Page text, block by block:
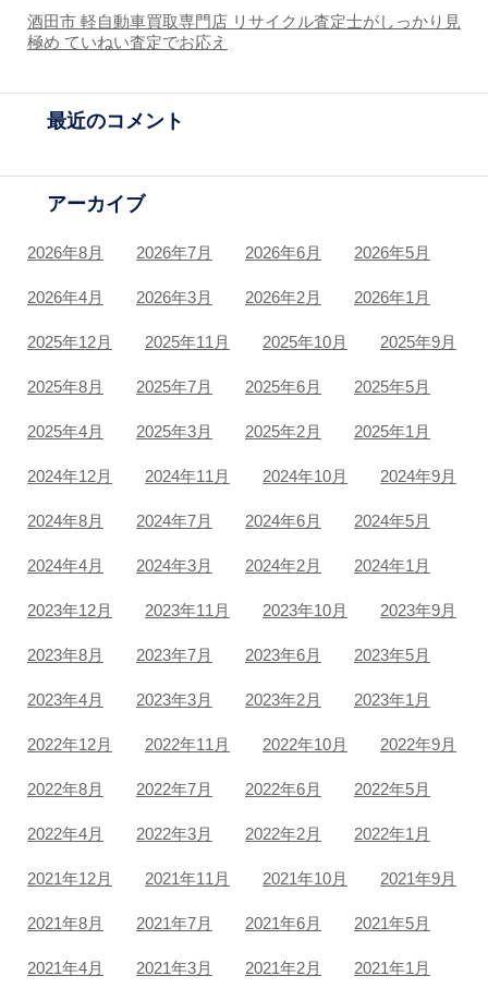
酒田市 軽自動車買取専門店 リサイクル査定士がしっかり見
極め ていねい査定でお応え
最近のコメント
アーカイブ
2026年8月 2026年7月 2026年6月 2026年5月
2026年4月 2026年3月 2026年2月 2026年1月
2025年12月 2025年11月 2025年10月 2025年9月
2025年8月 2025年7月 2025年6月 2025年5月
2025年4月 2025年3月 2025年2月 2025年1月
2024年12月 2024年11月 2024年10月 2024年9月
2024年8月 2024年7月 2024年6月 2024年5月
2024年4月 2024年3月 2024年2月 2024年1月
2023年12月 2023年11月 2023年10月 2023年9月
2023年8月 2023年7月 2023年6月 2023年5月
2023年4月 2023年3月 2023年2月 2023年1月
2022年12月 2022年11月 2022年10月 2022年9月
2022年8月 2022年7月 2022年6月 2022年5月
2022年4月 2022年3月 2022年2月 2022年1月
2021年12月 2021年11月 2021年10月 2021年9月
2021年8月 2021年7月 2021年6月 2021年5月
2021年4月 2021年3月 2021年2月 2021年1月